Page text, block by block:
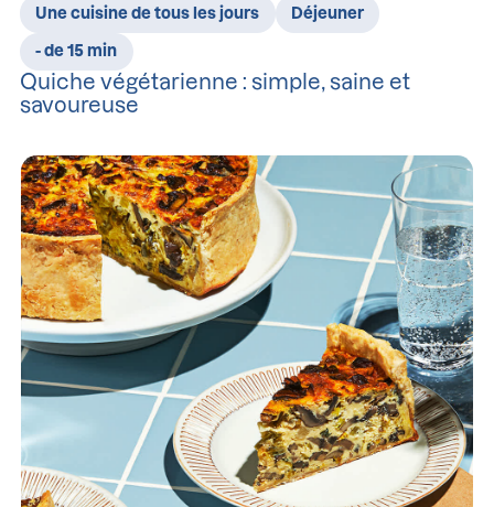
Une cuisine de tous les jours Déjeuner
- de 15 min
Quiche végétarienne : simple, saine et
savoureuse